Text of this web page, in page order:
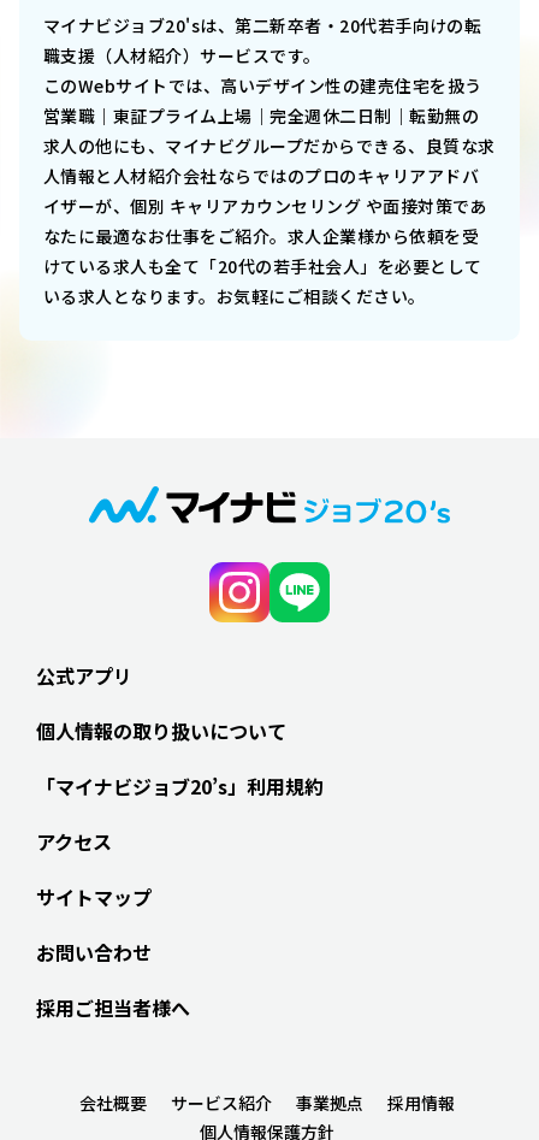
マイナビジョブ20'sは、第二新卒者・20代若手向けの転
職支援（人材紹介）サービスです。
このWebサイトでは、 高いデザイン性の建売住宅を扱う
営業職｜東証プライム上場｜完全週休二日制｜転勤無の
求人の他にも、マイナビグループだからできる、良質な求
人情報と人材紹介会社ならではのプロのキャリアアドバ
イザーが、個別 キャリアカウンセリング や面接対策であ
なたに最適なお仕事をご紹介。求人企業様から依頼を受
けている求人も全て「20代の若手社会人」を必要として
いる求人となります。お気軽にご相談ください。
公式アプリ
個人情報の取り扱いについて
「マイナビジョブ20’s」利用規約
アクセス
サイトマップ
お問い合わせ
採用ご担当者様へ
会社概要 サービス紹介 事業拠点
採用情報
個人情報保護方針